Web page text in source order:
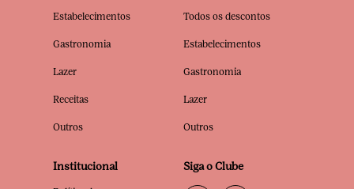
Estabelecimentos
Gastronomia
Lazer
Receitas
Outros
Todos os descontos
Estabelecimentos
Gastronomia
Lazer
Outros
Institucional Siga o Clube